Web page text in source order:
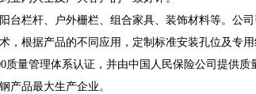
栏杆、户外栅栏、组合家具、装饰材料等。公
，根据产品的不同应用，定制标准安装孔位及专
质量管理体系认证，并由中国人民保险公司提供
产品最大生产企业。